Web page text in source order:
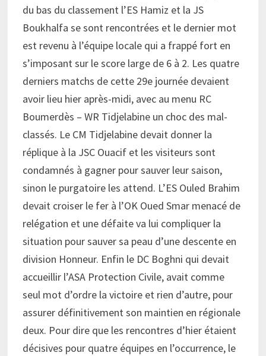
du bas du classement l’ES Hamiz et la JS
Boukhalfa se sont rencontrées et le dernier mot
est revenu à l’équipe locale qui a frappé fort en
s’imposant sur le score large de 6 à 2. Les quatre
derniers matchs de cette 29e journée devaient
avoir lieu hier après-midi, avec au menu RC
Boumerdès – WR Tidjelabine un choc des mal-
classés. Le CM Tidjelabine devait donner la
réplique à la JSC Ouacif et les visiteurs sont
condamnés à gagner pour sauver leur saison,
sinon le purgatoire les attend. L’ES Ouled Brahim
devait croiser le fer à l’OK Oued Smar menacé de
relégation et une défaite va lui compliquer la
situation pour sauver sa peau d’une descente en
division Honneur. Enfin le DC Boghni qui devait
accueillir l’ASA Protection Civile, avait comme
seul mot d’ordre la victoire et rien d’autre, pour
assurer définitivement son maintien en régionale
deux. Pour dire que les rencontres d’hier étaient
décisives pour quatre équipes en l’occurrence, le